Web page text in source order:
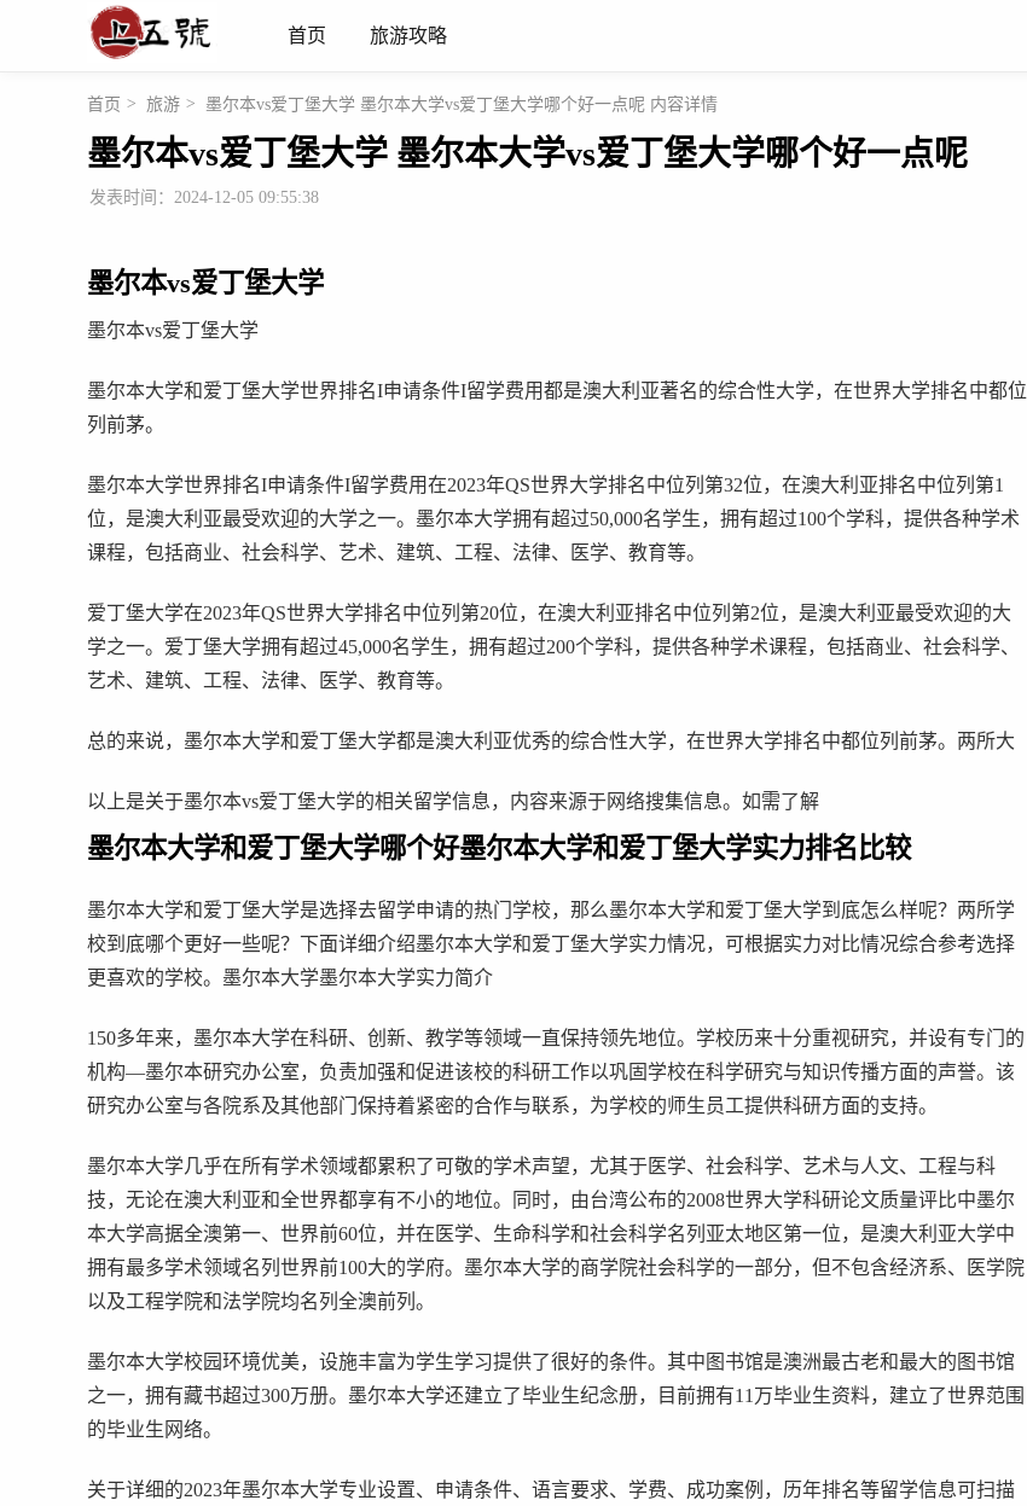
首页 旅游攻略
首页 > 旅游 > 墨尔本vs爱丁堡大学 墨尔本大学vs爱丁堡大学哪个好一点呢 内容详情
墨尔本vs爱丁堡大学 墨尔本大学vs爱丁堡大学哪个好一点呢
发表时间：2024-12-05 09:55:38
墨尔本vs爱丁堡大学
墨尔本vs爱丁堡大学
墨尔本大学和爱丁堡大学世界排名I申请条件I留学费用都是澳大利亚著名的综合性大学，在世界大学排名中都位
列前茅。
墨尔本大学世界排名I申请条件I留学费用在2023年QS世界大学排名中位列第32位，在澳大利亚排名中位列第1
位，是澳大利亚最受欢迎的大学之一。墨尔本大学拥有超过50,000名学生，拥有超过100个学科，提供各种学术
课程，包括商业、社会科学、艺术、建筑、工程、法律、医学、教育等。
爱丁堡大学在2023年QS世界大学排名中位列第20位，在澳大利亚排名中位列第2位，是澳大利亚最受欢迎的大
学之一。爱丁堡大学拥有超过45,000名学生，拥有超过200个学科，提供各种学术课程，包括商业、社会科学、
艺术、建筑、工程、法律、医学、教育等。
总的来说，墨尔本大学和爱丁堡大学都是澳大利亚优秀的综合性大学，在世界大学排名中都位列前茅。两所大
以上是关于墨尔本vs爱丁堡大学的相关留学信息，内容来源于网络搜集信息。如需了解
墨尔本大学和爱丁堡大学哪个好墨尔本大学和爱丁堡大学实力排名比较
墨尔本大学和爱丁堡大学是选择去留学申请的热门学校，那么墨尔本大学和爱丁堡大学到底怎么样呢？两所学
校到底哪个更好一些呢？下面详细介绍墨尔本大学和爱丁堡大学实力情况，可根据实力对比情况综合参考选择
更喜欢的学校。墨尔本大学墨尔本大学实力简介
150多年来，墨尔本大学在科研、创新、教学等领域一直保持领先地位。学校历来十分重视研究，并设有专门的
机构—墨尔本研究办公室，负责加强和促进该校的科研工作以巩固学校在科学研究与知识传播方面的声誉。该
研究办公室与各院系及其他部门保持着紧密的合作与联系，为学校的师生员工提供科研方面的支持。
墨尔本大学几乎在所有学术领域都累积了可敬的学术声望，尤其于医学、社会科学、艺术与人文、工程与科
技，无论在澳大利亚和全世界都享有不小的地位。同时，由台湾公布的2008世界大学科研论文质量评比中墨尔
本大学高据全澳第一、世界前60位，并在医学、生命科学和社会科学名列亚太地区第一位，是澳大利亚大学中
拥有最多学术领域名列世界前100大的学府。墨尔本大学的商学院社会科学的一部分，但不包含经济系、医学院
以及工程学院和法学院均名列全澳前列。
墨尔本大学校园环境优美，设施丰富为学生学习提供了很好的条件。其中图书馆是澳洲最古老和最大的图书馆
之一，拥有藏书超过300万册。墨尔本大学还建立了毕业生纪念册，目前拥有11万毕业生资料，建立了世界范围
的毕业生网络。
关于详细的2023年墨尔本大学专业设置、申请条件、语言要求、学费、成功案例，历年排名等留学信息可扫描